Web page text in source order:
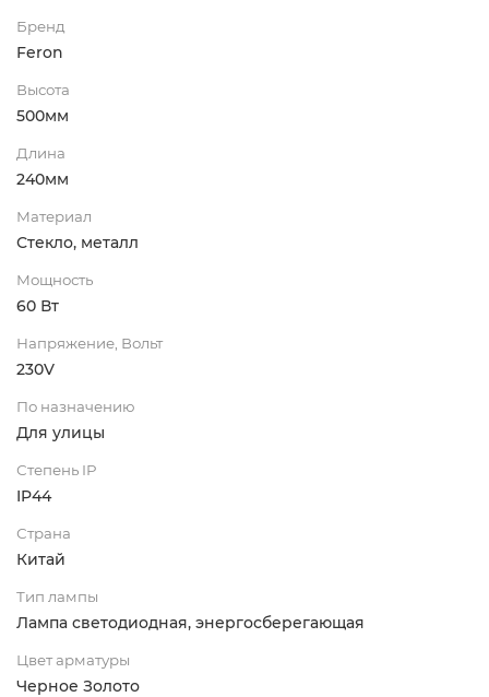
Бренд
Feron
Высота
500мм
Длина
240мм
Материал
Стекло, металл
Мощность
60 Вт
Напряжение, Вольт
230V
По назначению
Для улицы
Степень IP
IP44
Страна
Китай
Тип лампы
Лампа светодиодная, энергосберегающая
Цвет арматуры
Черное Золото